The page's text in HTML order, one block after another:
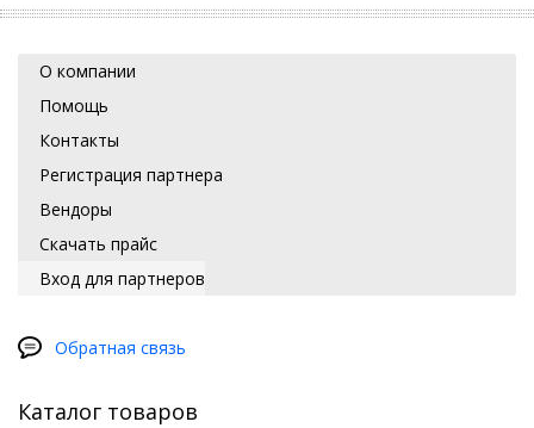
О компании
Помощь
Контакты
Регистрация партнера
Вендоры
Скачать прайс
Вход для партнеров
Обратная связь
Каталог товаров